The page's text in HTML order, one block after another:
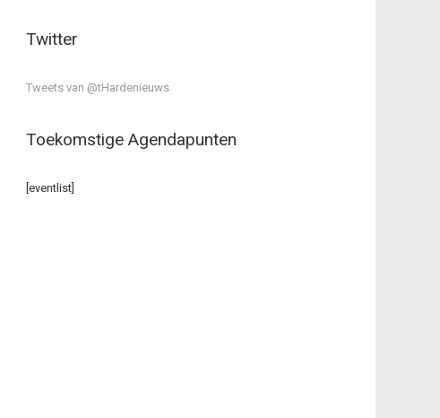
Twitter
Tweets van @tHardenieuws
Toekomstige Agendapunten
[eventlist]